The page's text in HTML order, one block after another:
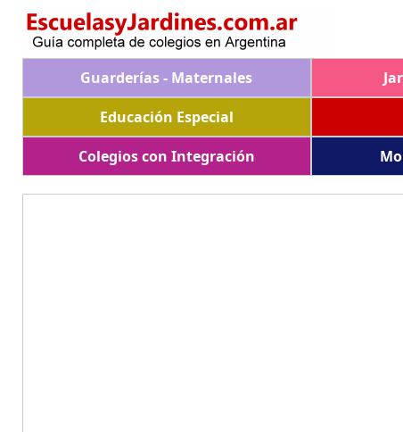
Guarderías - Maternales
Educación Especial
Colegios con Integración